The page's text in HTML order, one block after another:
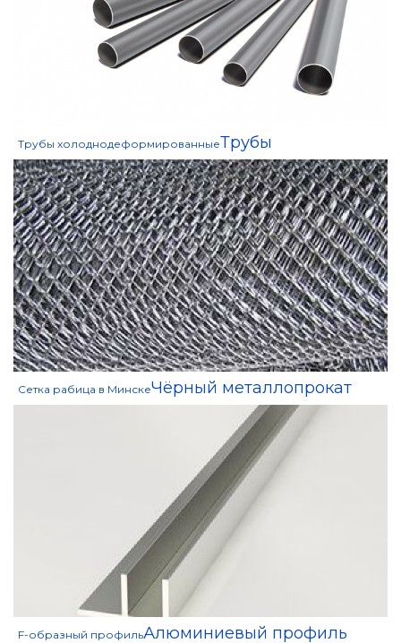
Трубы холоднодеформированныеТрубы
Сетка рабица в МинскеЧёрный металлопрокат
F-образный профильАлюминиевый профиль